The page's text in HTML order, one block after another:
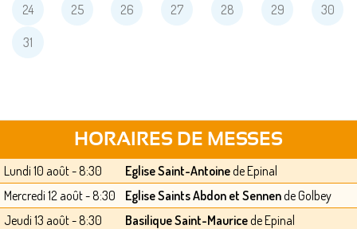
24 25 26 27 28 29 30
31
HORAIRES DE MESSES
Lundi 10 août - 8:30 Eglise Saint-Antoinede Epinal
Mercredi 12 août - 8:30
Eglise Saints Abdon et Sennende Golbey
Jeudi 13 août - 8:30
Basilique Saint-Mauricede Epinal